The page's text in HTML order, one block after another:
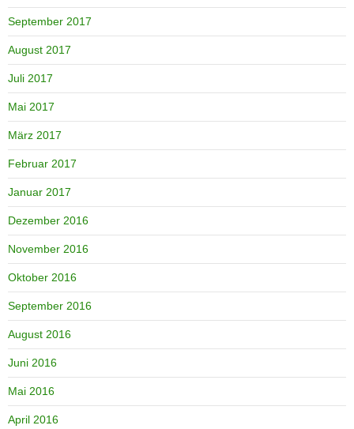
September 2017
August 2017
Juli 2017
Mai 2017
März 2017
Februar 2017
Januar 2017
Dezember 2016
November 2016
Oktober 2016
September 2016
August 2016
Juni 2016
Mai 2016
April 2016